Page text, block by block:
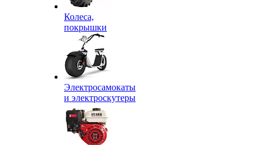
Колеса,
покрышки
Электросамокаты
и электроскутеры